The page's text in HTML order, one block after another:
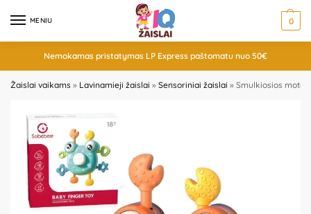
MENIU 0
Nemokamas pristatymas LP Express paštomatu nuo 50€
Žaislai vaikams » Lavinamieji žaislai » Sensoriniai žaislai » Smulkiosios